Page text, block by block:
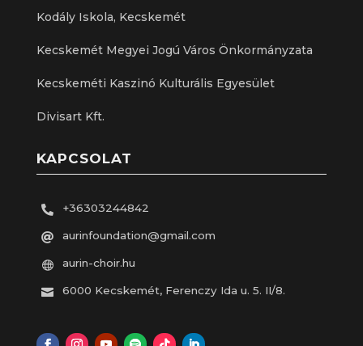
Kodály Iskola, Kecskemét
Kecskemét Megyei Jogú Város Önkormányzata
Kecskeméti Kaszinó Kulturális Egyesület
Divisart Kft.
KAPCSOLAT
 +36303244842
 aurinfoundation@gmail.com
 aurin-choir.hu
 6000 Kecskemét, Ferenczy Ida u. 5. II/8.